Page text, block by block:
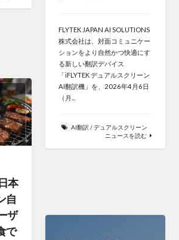
FLYTEK JAPAN AI SOLUTIONS
株式会社は、対面コミュニケー
ションをより自然かつ快適にす
る新しい翻訳デバイス
「iFLYTEK デュアルスクリーン
AI翻訳機」を、2026年4月6日
（月...
AI翻訳 /デュアルスクリーン
ニュースを読む
本
自
ザ
で